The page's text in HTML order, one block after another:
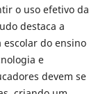
o uso efetivo da
destaca a
do ensino
e
devem se